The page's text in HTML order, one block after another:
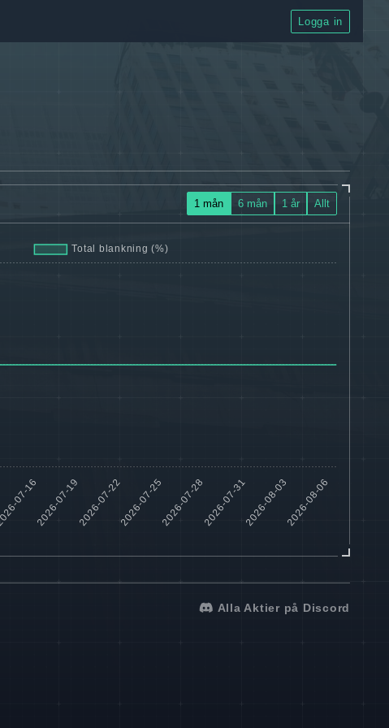
Logga in
1 mån 6 mån 1 år Allt
Alla Aktier på Discord